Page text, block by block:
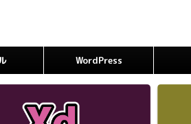
WordPress